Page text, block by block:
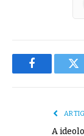
Facebook
A